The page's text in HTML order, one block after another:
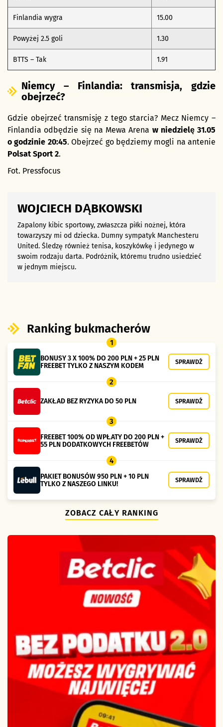
Finlandia wygra 15.00
Powyżej 2.5 goli 1.30
BTTS – Tak 1.91
Niemcy – Finlandia: transmisja, gdzie
obejrzeć?
Gdzie obejrzeć transmisję z tego starcia? Mecz Niemcy –
Finlandia odbędzie się na Mewa Arena w niedzielę 31.05
o godzinie 20:45. Obejrzeć go będziemy mogli na antenie
Polsat Sport 2.
Fot. Pressfocus
WOJCIECH DĄBKOWSKI
Zapalony kibic sportowy, zwłaszcza piłki nożnej, która
towarzyszy mi od dziecka. Dumny sympatyk Manchesteru
United. Śledzę również tenisa, koszykówkę i jedynego w
swoim rodzaju darta. Podróżnik, któremu trudno usiedzieć
w jednym miejscu.
Ranking bukmacherów
1
BONUSY 3 X 100% DO 200 PLN + 25 PLN
FREEBET TYLKO Z NASZYM KODEM
SPRAWDŹ
2
ZAKŁAD BEZ RYZYKA DO 50 PLN SPRAWDŹ
3
FREEBET 100% OD WPŁATY DO 200 PLN +
55 PLN DODATKOWYCH FREEBETÓW
SPRAWDŹ
4
PAKIET BONUSÓW 950 PLN + 10 PLN
TYLKO Z NASZEGO LINKU!
SPRAWDŹ
ZOBACZ CAŁY RANKING